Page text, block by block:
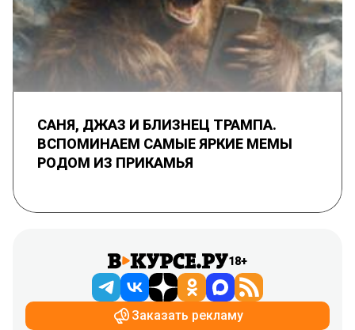
САНЯ, ДЖАЗ И БЛИЗНЕЦ ТРАМПА.
ВСПОМИНАЕМ САМЫЕ ЯРКИЕ МЕМЫ
РОДОМ ИЗ ПРИКАМЬЯ
18+
Заказать рекламу